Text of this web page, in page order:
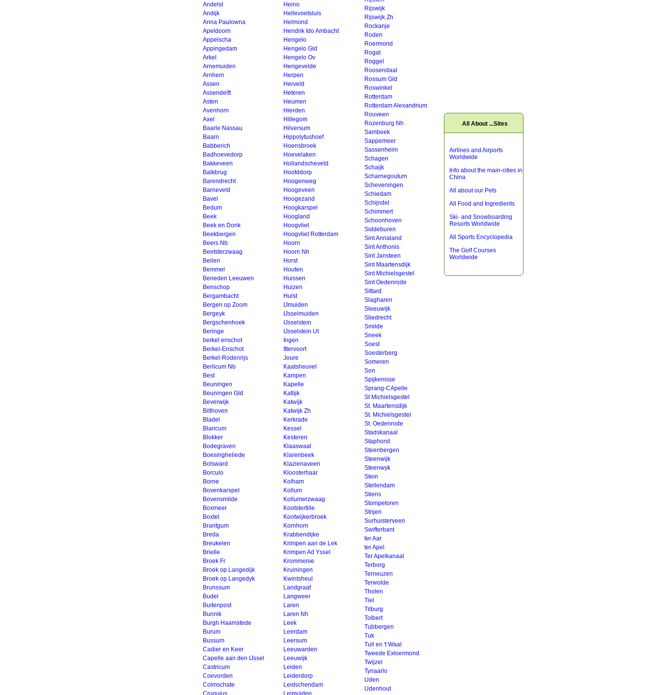
Rijswijk
Rijswijk Zh
Rockanje
Roden
Roermond
Rogat
Roggel
Roosendaal
Rossum Gld
Roswinkel
Rotterdam
Rotterdam Alexandrium
Rouveen
Rozenburg Nh
Sambeek
Sappemeer
Sassenheim
Schagen
Schaijk
Scharnegoutum
Scheveningen
Schiedam
Schijndel
Schimmert
Schoonhoven
Siddeburen
Sint Annaland
Sint Anthonis
Sint Jansteen
Sint Maartensdijk
Sint Michielsgestel
Sint Oedenrode
Sittard
Slagharen
Sleeuwijk
Sliedrecht
Smilde
Sneek
Soest
Soesterberg
Someren
Son
Spijkenisse
Sprang-CApelle
St Michielsgestel
St. Maartensdijk
St. Michielsgestel
St. Oedenrode
Stadskanaal
Staphorst
Steenbergen
Steenwijk
Steenwyk
Stein
Stellendam
Stiens
Stompetoren
Strijen
Surhuisterveen
Swifterbant
ter Aar
ter Apel
Ter Apelkanaal
Terborg
Terneuzen
Terwolde
Tholen
Tiel
Tilburg
Tolbert
Tubbergen
Tuk
Tull en 't Waal
Tweede Exloermond
Twijzel
Tynaarlo
Uden
Udenhout
Andelst
Andijk
Anna Paulowna
Apeldoorn
Appelscha
Appingedam
Arkel
Arnemuiden
Arnhem
Assen
Assendelft
Asten
Avenhorn
Axel
Baarle Nassau
Baarn
Babberich
Badhoevedorp
Bakkeveen
Balkbrug
Barendrecht
Barneveld
Bavel
Bedum
Beek
Beek en Donk
Beekbergen
Beers Nb
Beetsterzwaag
Beilen
Bemmel
Beneden Leeuwen
Benschop
Bergambacht
Bergen op Zoom
Bergeyk
Bergschenhoek
Beringe
berkel enschot
Berkel-Enschot
Berkel-Rodenrijs
Berlicum Nb
Best
Beuningen
Beuningen Gld
Beverwijk
Bilthoven
Bladel
Blaricum
Blokker
Bodegraven
Boesingheliede
Bolsward
Borculo
Borne
Bovenkarspel
Bovensmilde
Boxmeer
Boxtel
Brantgum
Breda
Breukelen
Brielle
Broek Fr
Broek op Langedijk
Broek op Langedyk
Brunssum
Budel
Buitenpost
Bunnik
Burgh Haamstede
Burum
Bussum
Cadier en Keer
Capelle aan den IJssel
Castricum
Coevorden
Colmschate
Cruquius
Heino
Hellevoetsluis
Helmond
Hendrik Ido Ambacht
Hengelo
Hengelo Gld
Hengelo Ov
Hengevelde
Herpen
Herveld
Heteren
Heumen
Hierden
Hillegom
Hilversum
Hippolytushoef
Hoensbroek
Hoevelaken
Hollandscheveld
Hoofddorp
Hoogenweg
Hoogeveen
Hoogezand
Hoogkarspel
Hoogland
Hoogvliet
Hoogvliet Rotterdam
Hoorn
Hoorn Nh
Horst
Houten
Huissen
Huizen
Hulst
IJmuiden
IJsselmuiden
IJsselstein
IJsselstein Ut
Ingen
Ittervoort
Joure
Kaatsheuvel
Kampen
Kapelle
Katlijk
Katwijk
Katwijk Zh
Kerkrade
Kessel
Kesteren
Klaaswaal
Klarenbeek
Klazienaveen
Kloosterhaar
Kolham
Kollum
Kollumerzwaag
Kootstertille
Kootwijkerbroek
Kornhorn
Krabbendijke
Krimpen aan de Lek
Krimpen Ad Yssel
Krommenie
Kruiningen
Kwintsheul
Landgraaf
Langweer
Laren
Laren Nh
Leek
Leerdam
Leersum
Leeuwarden
Leeuwijk
Leiden
Leiderdorp
Leidschendam
Leimuiden
All About ...Sites
Airlines and Airports
Worldwide
Info about the main-cities in
China
All about our Pets
All Food and Ingredients
Ski- and Snowboarding
Resorts Worldwide
All Sports Encyclopedia
The Golf Courses
Worldwide